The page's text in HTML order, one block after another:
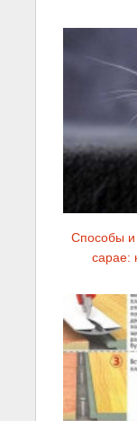
Способы и
сарае: